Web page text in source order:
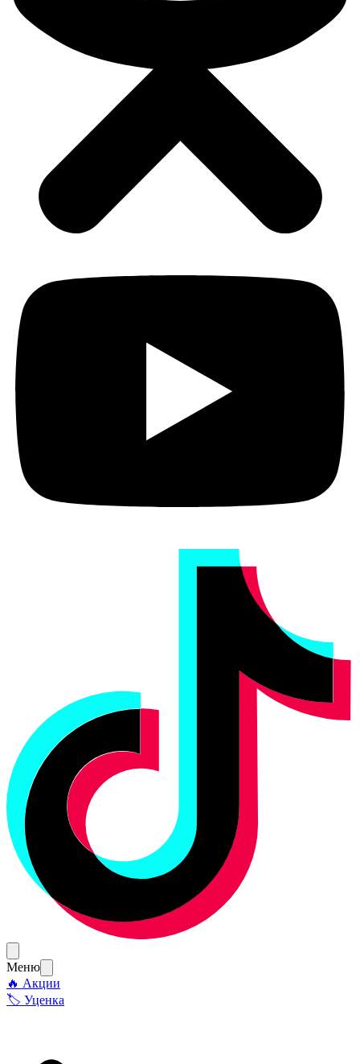
Меню
🔥 Акции
🏷 Уценка